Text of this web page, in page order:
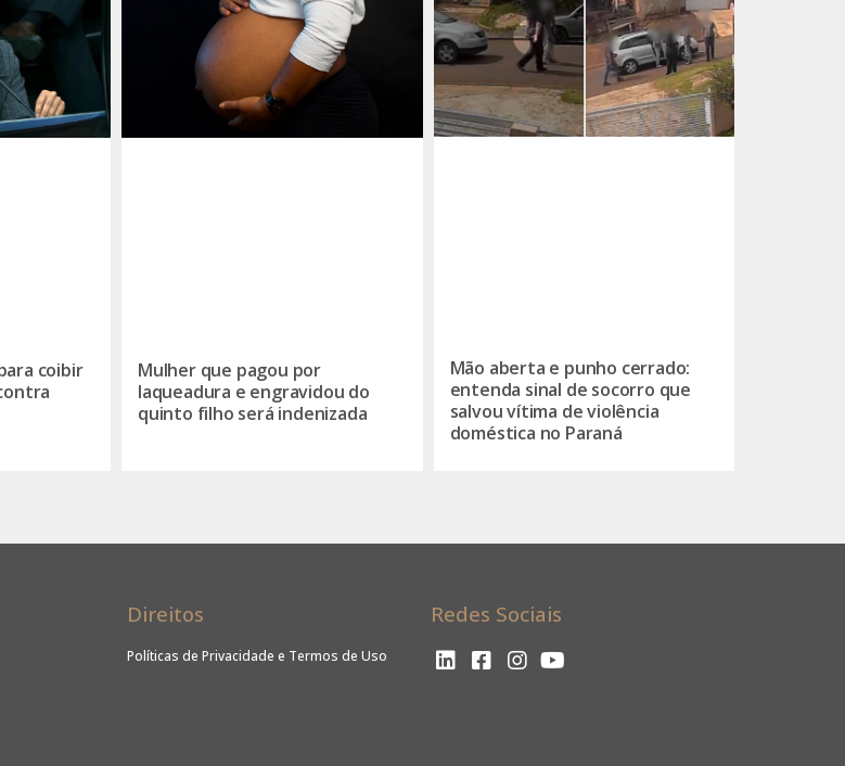
coibir
Mulher que pagou por
laqueadura e engravidou do
quinto filho será indenizada
Mão aberta e punho cerrado:
entenda sinal de socorro que
salvou vítima de violência
doméstica no Paraná
Direitos
Políticas de Privacidade e Termos de Uso
Redes Sociais